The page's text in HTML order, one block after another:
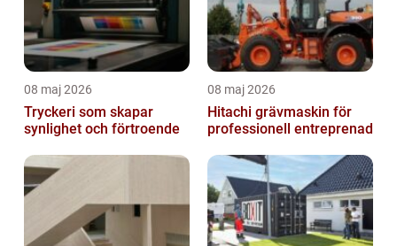
08 maj 2026
Tryckeri som skapar
synlighet och förtroende
08 maj 2026
Hitachi grävmaskin för
professionell entreprenad